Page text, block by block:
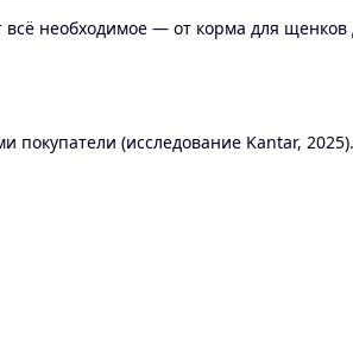
необходимое — от корма для
покупатели (исследование Kantar,